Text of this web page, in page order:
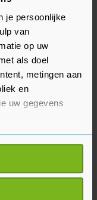
je persoonlijke
van
op uw
als doel
metingen aan
en
uw gegevens
geografische
kan zijn
actief te
zusjes gaan